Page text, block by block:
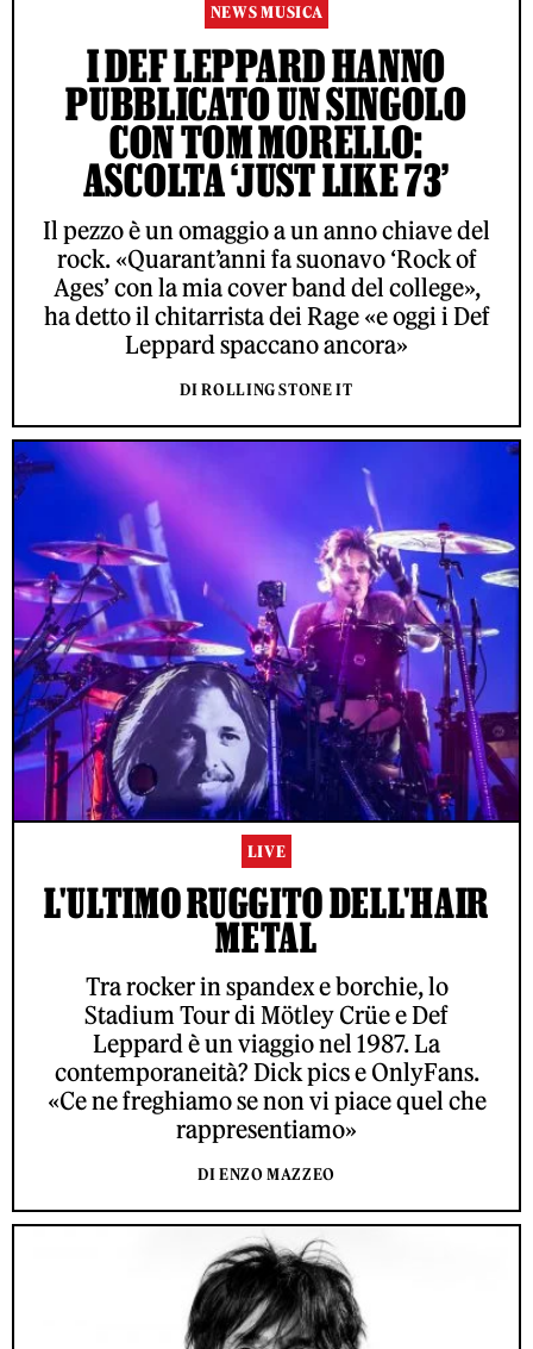
NEWS MUSICA
I DEF LEPPARD HANNO
PUBBLICATO UN SINGOLO
CON TOM MORELLO:
ASCOLTA ‘JUST LIKE 73’
Il pezzo è un omaggio a un anno chiave del
rock. «Quarant’anni fa suonavo ‘Rock of
Ages’ con la mia cover band del college»,
ha detto il chitarrista dei Rage «e oggi i Def
Leppard spaccano ancora»
DI ROLLING STONE IT
LIVE
L'ULTIMO RUGGITO DELL'HAIR
METAL
Tra rocker in spandex e borchie, lo
Stadium Tour di Mötley Crüe e Def
Leppard è un viaggio nel 1987. La
contemporaneità? Dick pics e OnlyFans.
«Ce ne freghiamo se non vi piace quel che
rappresentiamo»
DI ENZO MAZZEO